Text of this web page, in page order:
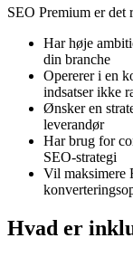
SEO Premium er det
Har høje
din branche
Opererer i en
indsatser ikke
Ønsker en
leverandør
Har brug for
SEO-strategi
Vil maksimere
Hvad er